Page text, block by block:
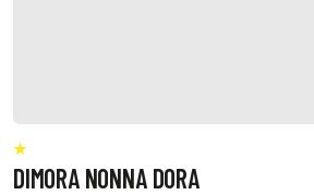
DIMORA NONNA DORA